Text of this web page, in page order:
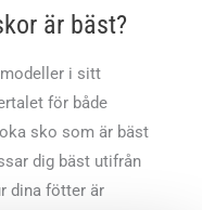
är bäst?
modeller i sitt
för både
sko som är bäst
dig bäst utifrån
dina fötter är